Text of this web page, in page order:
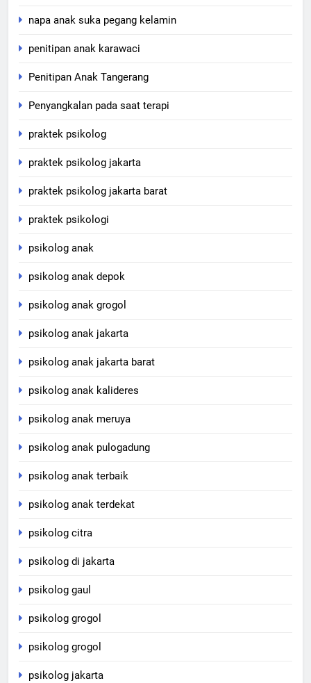
napa anak suka pegang kelamin
penitipan anak karawaci
Penitipan Anak Tangerang
Penyangkalan pada saat terapi
praktek psikolog
praktek psikolog jakarta
praktek psikolog jakarta barat
praktek psikologi
psikolog anak
psikolog anak depok
psikolog anak grogol
psikolog anak jakarta
psikolog anak jakarta barat
psikolog anak kalideres
psikolog anak meruya
psikolog anak pulogadung
psikolog anak terbaik
psikolog anak terdekat
psikolog citra
psikolog di jakarta
psikolog gaul
psikolog grogol
psikolog grogol
psikolog jakarta